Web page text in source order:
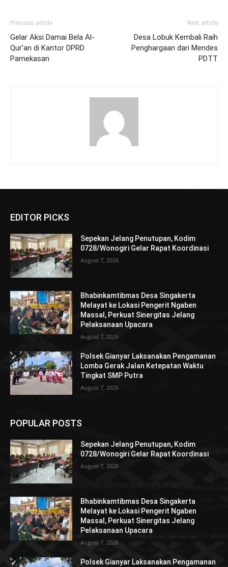
Previous article
Gelar Aksi Damai Bela Al-
Qur’an di Kantor DPRD
Pamekasan
Next article
Desa Lobuk Kembali Raih
Penghargaan dari Mendes
PDTT
EDITOR PICKS
Sepekan Jelang Penutupan, Kodim
0728/Wonogiri Gelar Rapat Koordinasi
August 7, 2026
Bhabinkamtibmas Desa Singakerta
Melayat ke Lokasi Pengerit Ngaben
Massal, Perkuat Sinergitas Jelang
Pelaksanaan Upacara
August 7, 2026
Polsek Gianyar Laksanakan Pengamanan
Lomba Gerak Jalan Ketepatan Waktu
Tingkat SMP Putra
August 7, 2026
POPULAR POSTS
Sepekan Jelang Penutupan, Kodim
0728/Wonogiri Gelar Rapat Koordinasi
August 7, 2026
Bhabinkamtibmas Desa Singakerta
Melayat ke Lokasi Pengerit Ngaben
Massal, Perkuat Sinergitas Jelang
Pelaksanaan Upacara
August 7, 2026
Polsek Gianyar Laksanakan Pengamanan